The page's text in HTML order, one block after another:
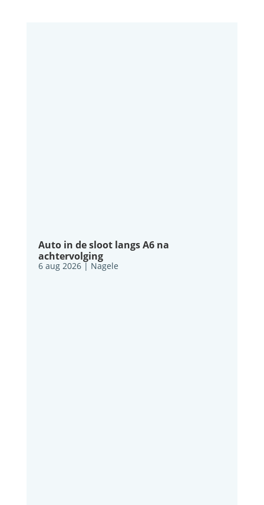
Auto in de sloot langs A6 na
achtervolging
6 aug 2026| Nagele